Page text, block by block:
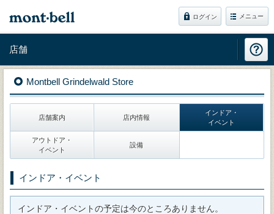
ログイン メニュー
店舗
Montbell Grindelwald Store
店舗案内 店内情報
インドア・
イベント
アウトドア・
イベント
設備
インドア・イベント
インドア・イベントの予定は今のところありません。